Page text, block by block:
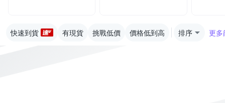
快速到貨 有現貨 挑戰低價 價格低到高 排序 更多